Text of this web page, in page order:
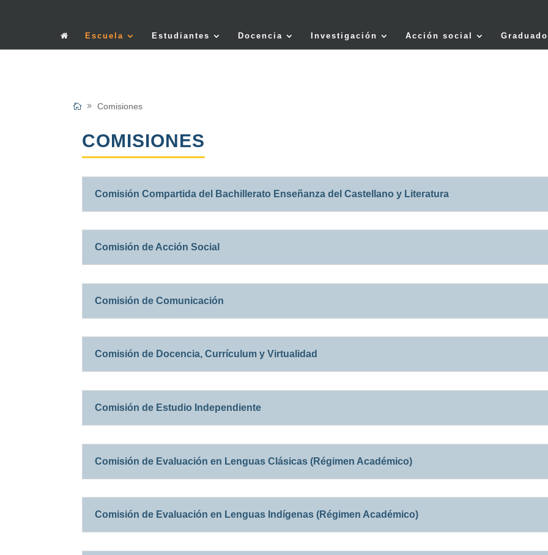
Escuela Estudiantes Docencia Investigación Acción social
Comisiones
COMISIONES
Comisión Compartida del Bachillerato Enseñanza del Castellano y Literatura
Comisión de Acción Social
Comisión de Comunicación
Comisión de Docencia, Currículum y Virtualidad
Comisión de Estudio Independiente
Comisión de Evaluación en Lenguas Clásicas (Régimen Académico)
Comisión de Evaluación en Lenguas Indígenas (Régimen Académico)